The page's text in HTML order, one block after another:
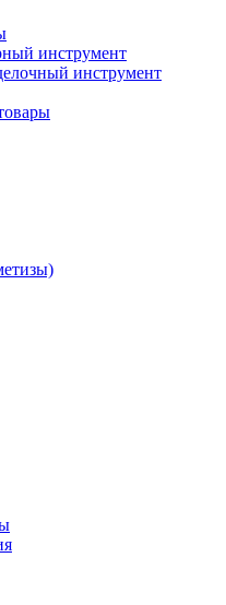
инструмент
инструмент